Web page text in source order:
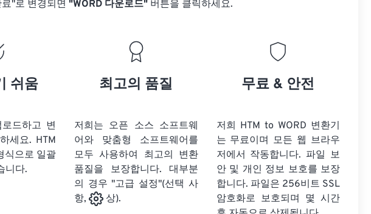
"로 변경되면 "WORD 다운로드" 버튼을 클릭하세요.
쉬움
드하고 변
세요. HTM
식으로 일괄
니다.
최고의 품질
저희는 오픈 소스 소프트웨
어와 맞춤형 소프트웨어를
모두 사용하여 최고의 변환
품질을 보장합니다. 대부분
의 경우 "고급 설정"(선택 사
항,
상).
무료 & 안전
저희 HTM to WORD 변환기
는 무료이며 모든 웹 브라우
저에서 작동합니다. 파일 보
안 및 개인 정보 보호를 보장
합니다. 파일은 256비트 SSL
암호화로 보호되며 몇 시간